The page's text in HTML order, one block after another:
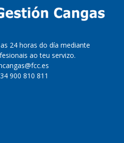
24 horas do día mediante
ao teu servizo.
900 810 811